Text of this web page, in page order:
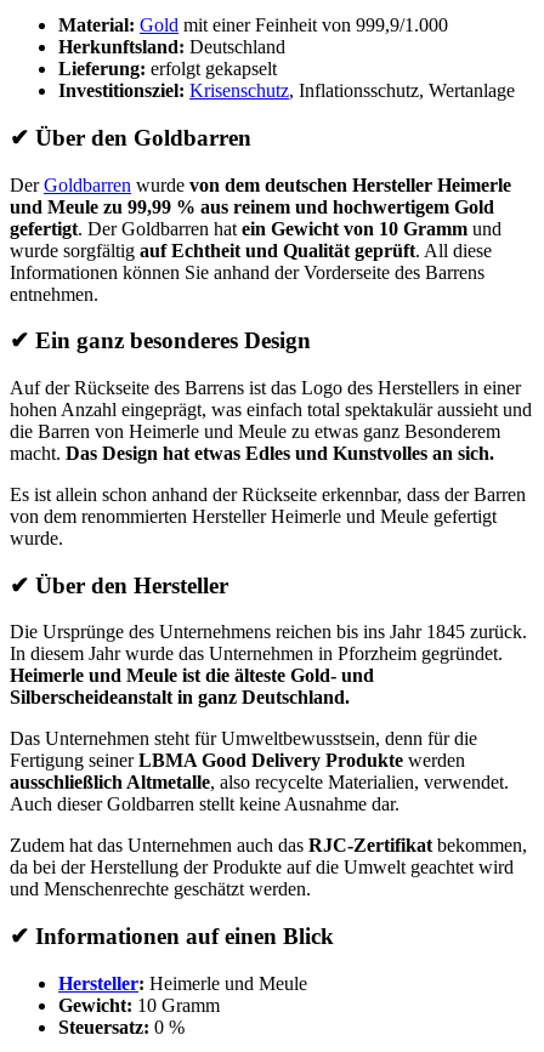
Material: Gold mit einer Feinheit von 999,9/1.000
Herkunftsland: Deutschland
Lieferung: erfolgt gekapselt
Investitionsziel: Krisenschutz, Inflationsschutz, Wertanlage
✔ Über den Goldbarren
DerGoldbarren wurde von dem deutschen Hersteller Heimerle
und Meule zu 99,99 % aus reinem und hochwertigem Gold
gefertigt. Der Goldbarren hat ein Gewicht von 10 Gramm und
wurde sorgfältig auf Echtheit und Qualität geprüft. All diese
Informationen können Sie anhand der Vorderseite des Barrens
entnehmen.
✔ Ein ganz besonderes Design
Auf der Rückseite des Barrens ist das Logo des Herstellers in einer
hohen Anzahl eingeprägt, was einfach total spektakulär aussieht und
die Barren von Heimerle und Meule zu etwas ganz Besonderem
macht. Das Design hat etwas Edles und Kunstvolles an sich.
Es ist allein schon anhand der Rückseite erkennbar, dass der Barren
von dem renommierten Hersteller Heimerle und Meule gefertigt
wurde.
✔ Über den Hersteller
Die Ursprünge des Unternehmens reichen bis ins Jahr 1845 zurück.
In diesem Jahr wurde das Unternehmen in Pforzheim gegründet.
Heimerle und Meule ist die älteste Gold- und
Silberscheideanstalt in ganz Deutschland.
Das Unternehmen steht für Umweltbewusstsein, denn für die
Fertigung seinerLBMA Good Delivery Produkte werden
ausschließlich Altmetalle, also recycelte Materialien, verwendet.
Auch dieser Goldbarren stellt keine Ausnahme dar.
Zudem hat das Unternehmen auch das RJC-Zertifikatbekommen,
da bei der Herstellung der Produkte auf die Umwelt geachtet wird
und Menschenrechte geschätzt werden.
✔ Informationen auf einen Blick
Hersteller: Heimerle und Meule
Gewicht: 10 Gramm
Steuersatz: 0 %